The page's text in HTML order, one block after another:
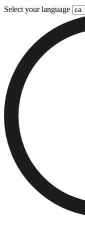
Select your language